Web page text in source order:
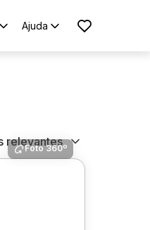
Ajuda
relevantes
Foto 360º